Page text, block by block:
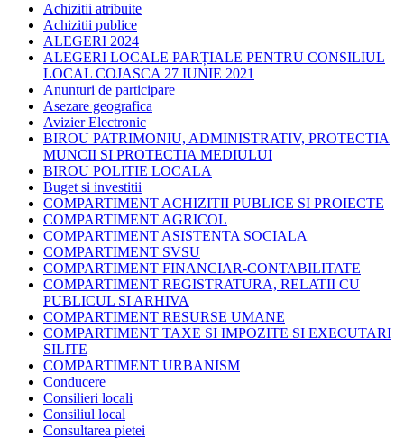
Achizitii atribuite
Achizitii publice
ALEGERI 2024
ALEGERI LOCALE PARȚIALE PENTRU CONSILIUL
LOCAL COJASCA 27 IUNIE 2021
Anunturi de participare
Asezare geografica
Avizier Electronic
BIROU PATRIMONIU, ADMINISTRATIV, PROTECTIA
MUNCII SI PROTECTIA MEDIULUI
BIROU POLITIE LOCALA
Buget si investitii
COMPARTIMENT ACHIZITII PUBLICE SI PROIECTE
COMPARTIMENT AGRICOL
COMPARTIMENT ASISTENTA SOCIALA
COMPARTIMENT SVSU
COMPARTIMENT FINANCIAR-CONTABILITATE
COMPARTIMENT REGISTRATURA, RELATII CU
PUBLICUL SI ARHIVA
COMPARTIMENT RESURSE UMANE
COMPARTIMENT TAXE SI IMPOZITE SI EXECUTARI
SILITE
COMPARTIMENT URBANISM
Conducere
Consilieri locali
Consiliul local
Consultarea pietei